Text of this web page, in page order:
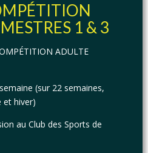
1 & 3
ADULTE
(sur 22 semaines,
et hiver)
au Club des Sports de